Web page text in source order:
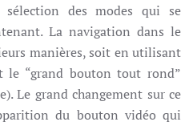
des modes qui se
La navigation dans le
manières, soit en utilisant
“grand bouton tout rond”
Le grand changement sur ce
du bouton vidéo qui